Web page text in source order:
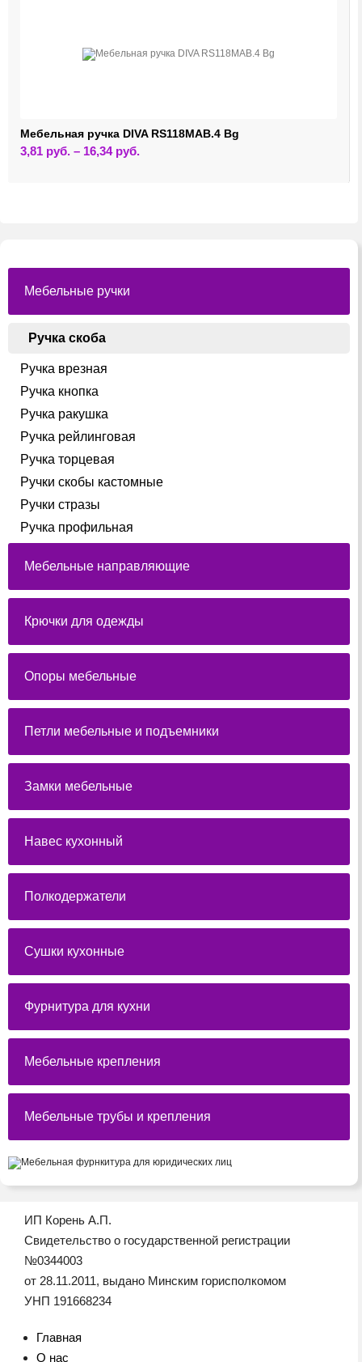
Мебельная ручка DIVA RS118MAB.4 Bg
3,81 руб. – 16,34 руб.
Мебельные ручки
Ручка скоба
Ручка врезная
Ручка кнопка
Ручка ракушка
Ручка рейлинговая
Ручка торцевая
Ручки скобы кастомные
Ручки стразы
Ручка профильная
Мебельные направляющие
Крючки для одежды
Опоры мебельные
Петли мебельные и подъемники
Замки мебельные
Навес кухонный
Полкодержатели
Сушки кухонные
Фурнитура для кухни
Мебельные крепления
Мебельные трубы и крепления
ИП Корень А.П.
Свидетельство о государственной регистрации
№0344003
от 28.11.2011, выдано Минским горисполкомом
УНП 191668234
Главная
О нас